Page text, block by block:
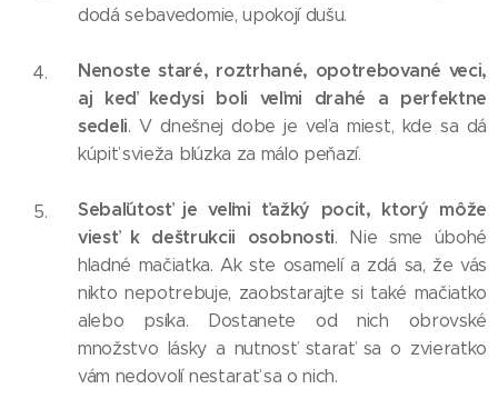
dodá sebavedomie, upokojí dušu.
Nenoste staré, roztrhané, opotrebované veci,
aj keď kedysi boli veľmi drahé a perfektne
sedeli. V dnešnej dobe je veľa miest, kde sa dá
kúpiť svieža blúzka za málo peňazí.
Sebaľútosť je veľmi ťažký pocit, ktorý môže
viesť k deštrukcii osobnosti. Nie sme úbohé
hladné mačiatka. Ak ste osamelí a zdá sa, že vás
nikto nepotrebuje, zaobstarajte si také mačiatko
alebo psíka. Dostanete od nich obrovské
množstvo lásky a nutnosť starať sa o zvieratko
vám nedovolí nestarať sa o nich.